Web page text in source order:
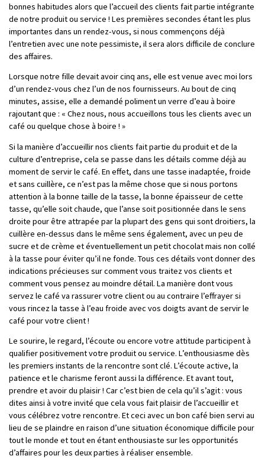
bonnes habitudes alors que l’accueil des clients fait partie intégrante
de notre produit ou service ! Les premières secondes étant les plus
importantes dans un rendez-vous, si nous commençons déjà
l’entretien avec une note pessimiste, il sera alors difficile de conclure
des affaires.
Lorsque notre fille devait avoir cinq ans, elle est venue avec moi lors
d’un rendez-vous chez l’un de nos fournisseurs. Au bout de cinq
minutes, assise, elle a demandé poliment un verre d’eau à boire
rajoutant que : « Chez nous, nous accueillons tous les clients avec un
café ou quelque chose à boire ! »
Si la manière d’accueillir nos clients fait partie du produit et de la
culture d’entreprise, cela se passe dans les détails comme déjà au
moment de servir le café. En effet, dans une tasse inadaptée, froide
et sans cuillère, ce n’est pas la même chose que si nous portons
attention à la bonne taille de la tasse, la bonne épaisseur de cette
tasse, qu’elle soit chaude, que l’anse soit positionnée dans le sens
droite pour être attrapée par la plupart des gens qui sont droitiers, la
cuillère en-dessus dans le même sens également, avec un peu de
sucre et de crème et éventuellement un petit chocolat mais non collé
à la tasse pour éviter qu’il ne fonde. Tous ces détails vont donner des
indications précieuses sur comment vous traitez vos clients et
comment vous pensez au moindre détail. La manière dont vous
servez le café va rassurer votre client ou au contraire l’effrayer si
vous rincez la tasse à l’eau froide avec vos doigts avant de servir le
café pour votre client !
Le sourire, le regard, l’écoute ou encore votre attitude participent à
qualifier positivement votre produit ou service. L’enthousiasme dès
les premiers instants de la rencontre sont clé. L’écoute active, la
patience et le charisme feront aussi la différence. Et avant tout,
prendre et avoir du plaisir ! Car c’est bien de cela qu’il s’agit : vous
dites ainsi à votre invité que cela vous fait plaisir de l’accueillir et
vous célébrez votre rencontre. Et ceci avec un bon café bien servi au
lieu de se plaindre en raison d’une situation économique difficile pour
tout le monde et tout en étant enthousiaste sur les opportunités
d’affaires pour les deux parties à réaliser ensemble.